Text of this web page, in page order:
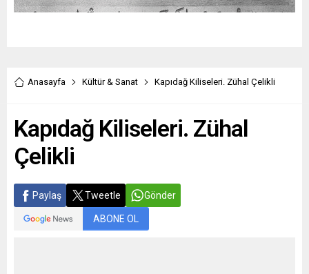
Anasayfa Kültür & Sanat Kapıdağ Kiliseleri. Zühal Çelikli
Kapıdağ Kiliseleri. Zühal
Çelikli
Paylaş Tweetle Gönder
ABONE OL